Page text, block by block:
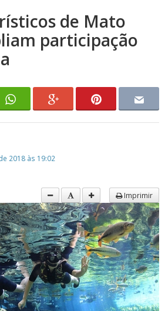
de Mato
participação
2018 às 19:02
Imprimir